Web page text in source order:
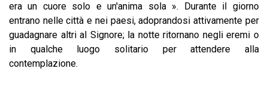
era un cuore solo e un'anima sola ». Durante il giorno
entrano nelle città e nei paesi, adoprandosi attivamente per
guadagnare altri al Signore; la notte ritornano negli eremi o
in qualche luogo solitario per attendere alla
contemplazione.